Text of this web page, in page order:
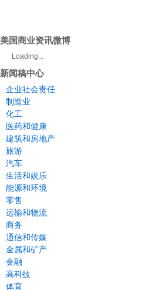
美国商业资讯微博
Loading...
新闻稿中心
企业社会责任
制造业
化工
医药和健康
建筑和房地产
旅游
汽车
生活和娱乐
能源和环境
零售
运输和物流
商务
通信和传媒
金属和矿产
金融
高科技
体育